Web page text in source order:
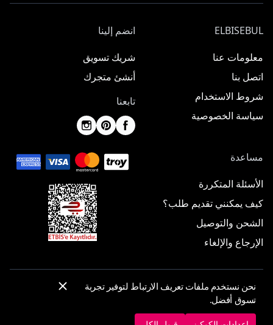
ELBISEBUL
معلومات عنا
اتصل بنا
شروط الاستخدام
سياسة الخصوصية
انضم إلينا
شريك تسويق
أنشئ متجرك
تابعنا
مساعدة
الأسئلة المتكررة
كيف يمكنني تقديم طلب؟
الشحن والتوصيل
الإرجاع والإلغاء
إعدادات الكوكيز
نحن نستخدم ملفات تعريف الارتباط لتوفير تجربة
تسوق أفضل.